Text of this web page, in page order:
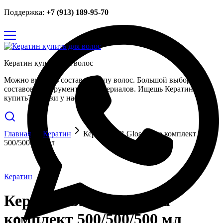
Поддержка: +7 (913) 189-95-70
Кератин купить для волос
Можно выбрать состав по типу волос. Большой выбор
составов, инструментов и материалов. Ищешь Кератин
купить? Закажи у нас.
Главная Кератин
Кератин BB Gloss Ultra комплект
500/500/500 мл
Кератин
Кератин BB Gloss Ultra
комплект 500/500/500 мл